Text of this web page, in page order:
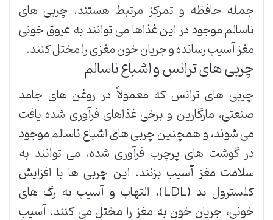
جمله حافظه و تمرکز مرتبط هستند. چربی های
ناسالم موجود در این غذاها می توانند به عروق خونی
مغز آسیب رسانده و جریان خون مغزی را مختل کنند.
چربی های ترانس و اشباع ناسالم
چربی های ترانس که معمولاً در روغن های جامد
صنعتی، مارگارین و برخی غذاهای فرآوری شده یافت
می شوند، و همچنین چربی های اشباع ناسالم موجود
در گوشت های پرچرب فرآوری شده، می توانند به
سلامت مغز آسیب بزنند. این چربی ها با افزایش
کلسترول بد (LDL)، التهاب و آسیب به رگ های
خونی، جریان خون به مغز را مختل می کنند. آسیب